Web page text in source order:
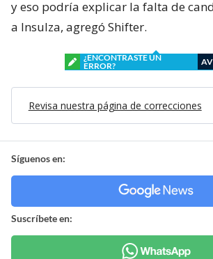
y eso podría explicar la falta de
a Insulza, agregó Shifter.
¿ENCONTRASTE UN
ERROR?
Revisa nuestra página de correcciones
Síguenos en:
Suscríbete en: